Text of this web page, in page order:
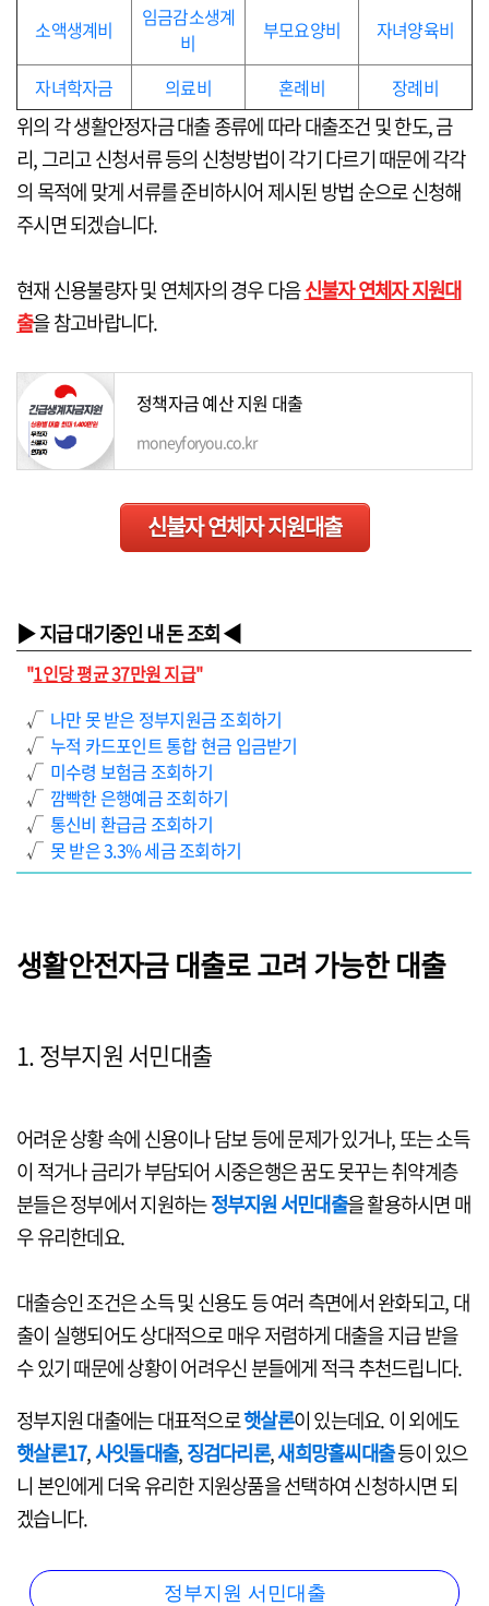
소액생계비
임금감소생계
비
부모요양비 자녀양육비
자녀학자금 의료비 혼례비 장례비
위의 각 생활안정자금 대출 종류에 따라 대출조건 및 한도, 금
리, 그리고 신청서류 등의 신청방법이 각기 다르기 때문에 각각
의 목적에 맞게 서류를 준비하시어 제시된 방법 순으로 신청해
주시면 되겠습니다.
현재 신용불량자 및 연체자의 경우 다음신불자 연체자 지원대
출을 참고바랍니다.
정책자금 예산 지원 대출
moneyforyou.co.kr
신불자 연체자 지원대출
▶ 지급 대기중인 내 돈 조회 ◀
"1인당 평균 37만원 지급"
√ 나만 못 받은 정부지원금 조회하기
√ 누적 카드포인트 통합 현금 입금받기
√ 미수령 보험금 조회하기
√ 깜빡한 은행예금 조회하기
√ 통신비 환급금 조회하기
√ 못 받은 3.3% 세금 조회하기
생활안전자금 대출로 고려 가능한 대출
1. 정부지원 서민대출
어려운 상황 속에 신용이나 담보 등에 문제가 있거나, 또는 소득
이 적거나 금리가 부담되어 시중은행은 꿈도 못꾸는 취약계층
분들은 정부에서 지원하는정부지원 서민대출을 활용하시면 매
우 유리한데요.
대출승인 조건은 소득 및 신용도 등 여러 측면에서 완화되고, 대
출이 실행되어도 상대적으로 매우 저렴하게 대출을 지급 받을
수 있기 때문에 상황이 어려우신 분들에게 적극 추천드립니다.
정부지원 대출에는 대표적으로햇살론이 있는데요. 이 외에도
햇살론17,사잇돌대출,징검다리론,새희망홀씨대출등이 있으
니 본인에게 더욱 유리한 지원상품을 선택하여 신청하시면 되
겠습니다.
정부지원 서민대출